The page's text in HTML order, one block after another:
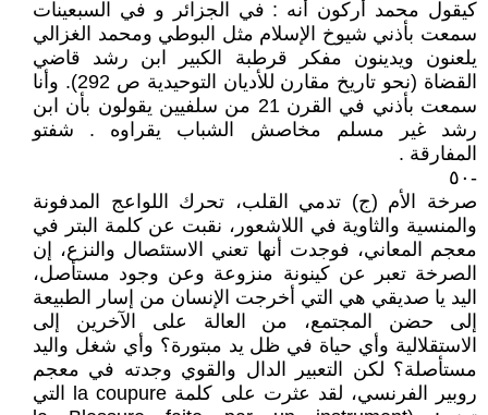
كيقول محمد أركون أنه : في الجزائر و في السبعينات
سمعت بأذني شيوخ الإسلام مثل البوطي ومحمد الغزالي
يلعنون ويدينون مفكر قرطبة الكبير ابن رشد قاضي
القضاة (نحو تاريخ مقارن للأديان التوحيدية ص 292). وأنا
سمعت بأذني في القرن 21 من سلفيين يقولون بأن ابن
رشد غير مسلم مخاصش الشباب يقراوه . شفتو
المفارقة .
-٥٠
صرخة الأم (ج) تدمي القلب، تحرك اللواعج المدفونة
والمنسية والثاوية في اللاشعور، نقبت عن كلمة البتر في
معجم المعاني، فوجدت أنها تعني الاستئصال والنزع، إن
الصرخة تعبر عن كينونة منزوعة وعن وجود مستأصل،
اليد يا صديقي هي التي أخرجت الإنسان من إسار الطبيعة
إلى حضن المجتمع، من العالة على الآخرين إلى
الاستقلالية وأي حياة في ظل يد مبتورة؟ وأي شغل واليد
مستأصلة؟ لكن التعبير الدال والقوي وجدته في معجم
روبير الفرنسي، لقد عثرت على كلمة la coupure التي